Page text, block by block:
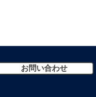
お問い合わせ